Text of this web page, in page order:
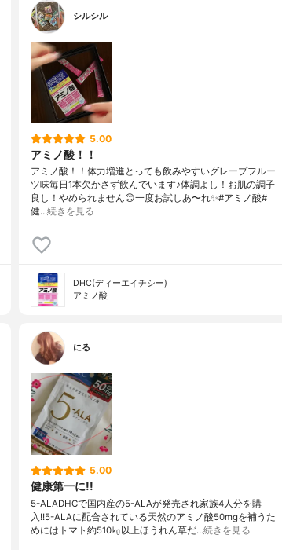
シルシル
5.00
アミノ酸！！
アミノ酸！！体力増進とっても飲みやすいグレープフルー
ツ味毎日1本欠かさず飲んでいます♪体調よし！お肌の調子
良し！やめられません😊一度お試しあ〜れ✨#アミノ酸#
健…続きを見る
DHC(ディーエイチシー)
アミノ酸
にる
5.00
健康第一に!!
5-ALADHCで国内産の5-ALAが発売され家族4人分を購
入!!5-ALAに配合されている天然のアミノ酸50mgを補うた
めにはトマト約510㎏以上ほうれん草だ…続きを見る